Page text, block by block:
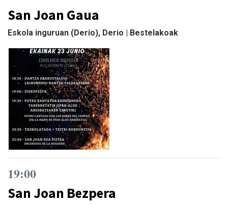
San Joan Gaua
Eskola inguruan (Derio), Derio | Bestelakoak
19:00
San Joan Bezpera